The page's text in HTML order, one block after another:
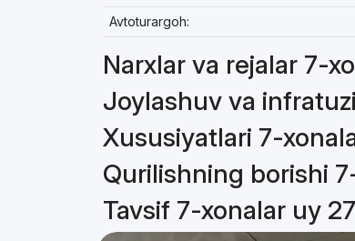
Avtoturargoh:
Narxlar va rejalar 7-
Joylashuv va
Xususiyatlari 7-
Qurilishning borishi
Tavsif 7-xonalar uy